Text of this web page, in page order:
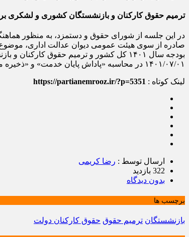
ترمیم حقوق كاركنان و بازنشستگان كشوری و لشكری
در این جلسه از شورای حقوق و دستمزد، به منظور
صادره از سوی هیئت عمومی دیوان عدالت اداری،
۰۱‏‏‏‏‏/۰۷‏‏‏‏‏/۱۴۰۱ در محاسبه «پاداش پایان خدمت» و «ذخیره مرخصی استحقاقی» در زمان بازنشستگی و حقوق بازنشستگی افراد مشمول قابل احتساب است.
لینک کوتاه : https://partianemrooz.ir/?p=5351
ارسال توسط : رضا کریمی
322 بازدید
بدون دیدگاه
برچسب ها
بازنشستگان ترمیم حقوق حقوق کارکنان دولت